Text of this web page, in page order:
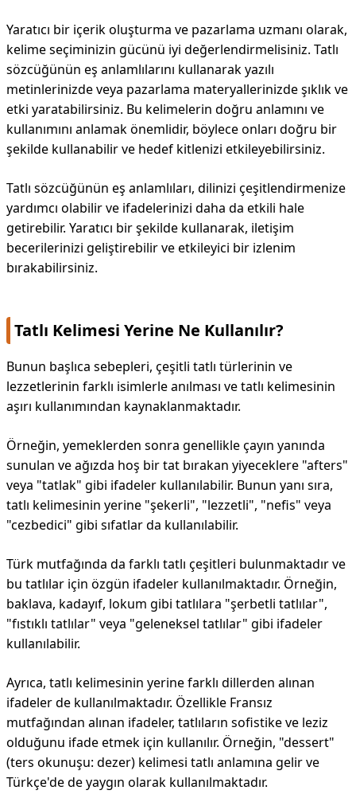
Yaratıcı bir içerik oluşturma ve pazarlama uzmanı olarak,
kelime seçiminizin gücünü iyi değerlendirmelisiniz. Tatlı
sözcüğünün eş anlamlılarını kullanarak yazılı
metinlerinizde veya pazarlama materyallerinizde şıklık ve
etki yaratabilirsiniz. Bu kelimelerin doğru anlamını ve
kullanımını anlamak önemlidir, böylece onları doğru bir
şekilde kullanabilir ve hedef kitlenizi etkileyebilirsiniz.
Tatlı sözcüğünün eş anlamlıları, dilinizi çeşitlendirmenize
yardımcı olabilir ve ifadelerinizi daha da etkili hale
getirebilir. Yaratıcı bir şekilde kullanarak, iletişim
becerilerinizi geliştirebilir ve etkileyici bir izlenim
bırakabilirsiniz.
Tatlı Kelimesi Yerine Ne Kullanılır?
Bunun başlıca sebepleri, çeşitli tatlı türlerinin ve
lezzetlerinin farklı isimlerle anılması ve tatlı kelimesinin
aşırı kullanımından kaynaklanmaktadır.
Örneğin, yemeklerden sonra genellikle çayın yanında
sunulan ve ağızda hoş bir tat bırakan yiyeceklere "afters"
veya "tatlak" gibi ifadeler kullanılabilir. Bunun yanı sıra,
tatlı kelimesinin yerine "şekerli", "lezzetli", "nefis" veya
"cezbedici" gibi sıfatlar da kullanılabilir.
Türk mutfağında da farklı tatlı çeşitleri bulunmaktadır ve
bu tatlılar için özgün ifadeler kullanılmaktadır. Örneğin,
baklava, kadayıf, lokum gibi tatlılara "şerbetli tatlılar",
"fıstıklı tatlılar" veya "geleneksel tatlılar" gibi ifadeler
kullanılabilir.
Ayrıca, tatlı kelimesinin yerine farklı dillerden alınan
ifadeler de kullanılmaktadır. Özellikle Fransız
mutfağından alınan ifadeler, tatlıların sofistike ve leziz
olduğunu ifade etmek için kullanılır. Örneğin, "dessert"
(ters okunuşu: dezer) kelimesi tatlı anlamına gelir ve
Türkçe'de de yaygın olarak kullanılmaktadır.